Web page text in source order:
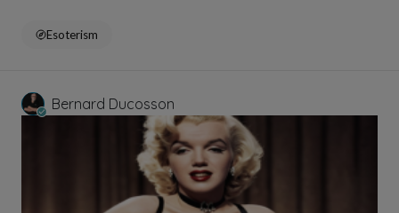
Esoterism
Bernard Ducosson